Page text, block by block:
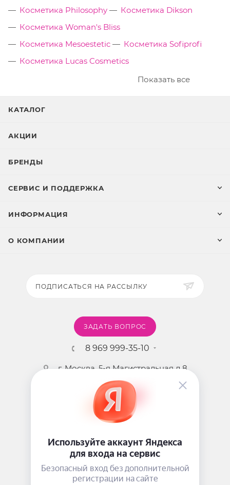
Косметика Philosophy
Косметика Dikson
Косметика Woman's Bliss
Косметика Mesoestetic
Косметика Sofiprofi
Косметика Lucas Cosmetics
Показать все
КАТАЛОГ
АКЦИИ
БРЕНДЫ
СЕРВИС И ПОДДЕРЖКА
ИНФОРМАЦИЯ
О КОМПАНИИ
ПОДПИСАТЬСЯ НА РАССЫЛКУ
ЗАДАТЬ ВОПРОС
8 969 999-35-10
г. Москва, 5-я Магистральная д.8
2009 - 2026 ©Pink-Girl.ru